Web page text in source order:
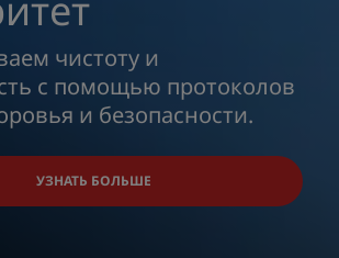
чистоту и
с помощью протоколов
и безопасности.
УЗНАТЬ БОЛЬШЕ